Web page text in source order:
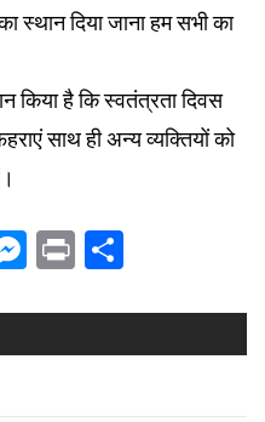
स्थान दिया जाना हम सभी का
किया है कि स्वतंत्रता दिवस
साथ ही अन्य व्यक्तियों को
Messenger
Print